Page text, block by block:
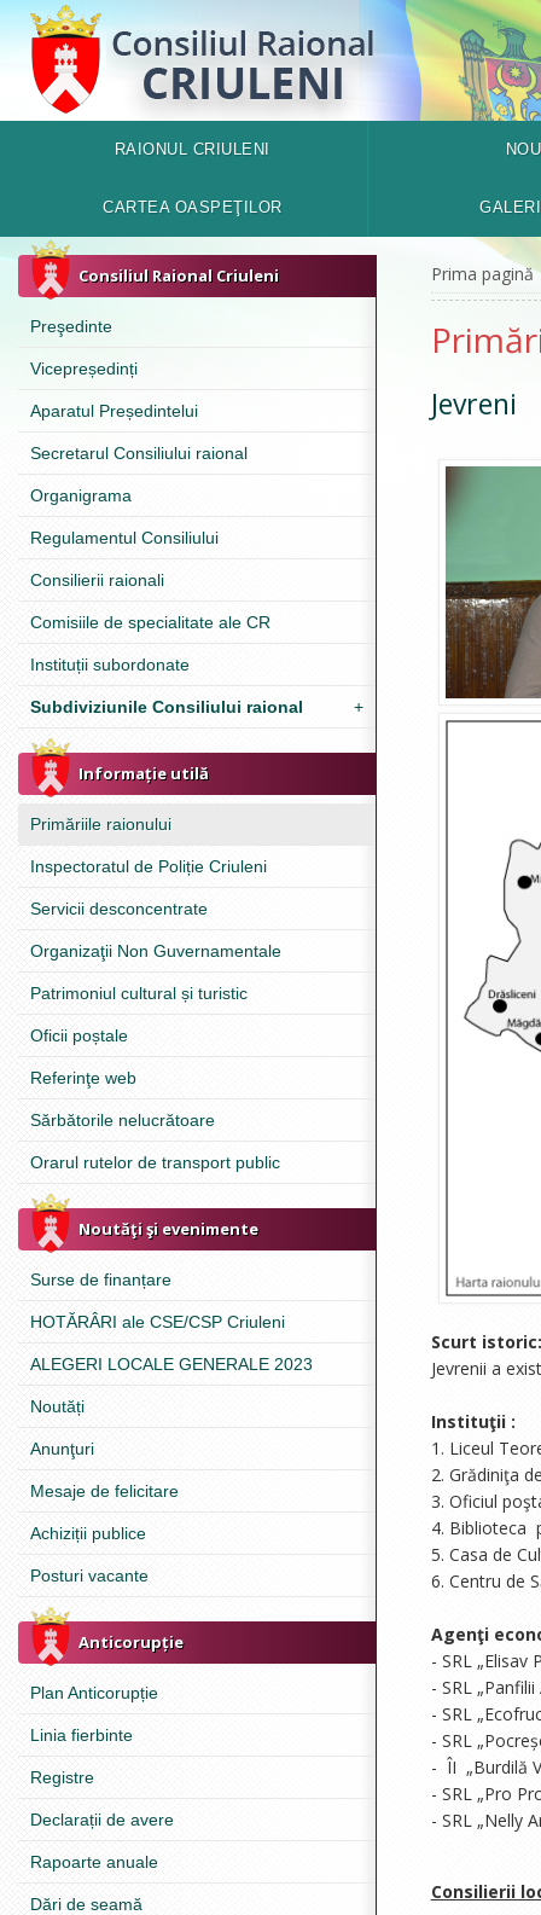
RAIONUL CRIULENI
CARTEA OASPEŢILOR
Consiliul Raional Criuleni
Preşedinte
Vicepreședinți
Aparatul Președintelui
Secretarul Consiliului raional
Organigrama
Regulamentul Consiliului
Consilierii raionali
Comisiile de specialitate ale CR
Instituții subordonate
Subdiviziunile Consiliului raional +
Informație utilă
Primăriile raionului
Inspectoratul de Poliție Criuleni
Servicii desconcentrate
Organizaţii Non Guvernamentale
Patrimoniul cultural și turistic
Oficii poștale
Referinţe web
Sărbătorile nelucrătoare
Orarul rutelor de transport public
Noutăţi şi evenimente
Surse de finanțare
HOTĂRÂRI ale CSE/CSP Criuleni
ALEGERI LOCALE GENERALE 2023
Noutăți
Anunţuri
Mesaje de felicitare
Achiziții publice
Posturi vacante
Anticorupție
Plan Anticorupție
Linia fierbinte
Registre
Declarații de avere
Rapoarte anuale
Dări de seamă
Prima pagină
Jevreni
Scurt istoric:
Jevrenii a
Instituţii :
1. Liceul
2. Grădiniţa
3. Oficiul
4. Biblioteca
5. Casa de
6. Centru de
Agenţi
- SRL
- SRL
- SRL
- SRL
- ÎI „Burdilă
- SRL „Pro
- SRL „Nelly
Consilierii